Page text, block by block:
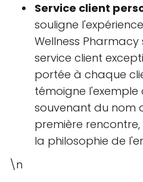
Service client
souligne
Wellness
service client
portée à chaque
témoigne
souvenant du nom
première
la philosophie de
\n